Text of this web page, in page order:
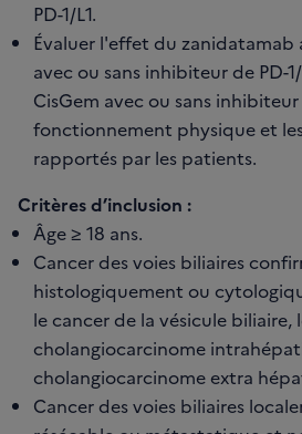
PD-1/L1.
Évaluer l'effet du zanidatamab
avec ou sans inhibiteur de PD-
CisGem avec ou sans inhibiteur
fonctionnement physique et
rapportés par les patients.
Critères d’inclusion :
Âge ≥ 18 ans.
Cancer des voies biliaires
histologiquement ou
le cancer de la vésicule biliaire,
cholangiocarcinome
cholangiocarcinome extra
Cancer des voies biliaires